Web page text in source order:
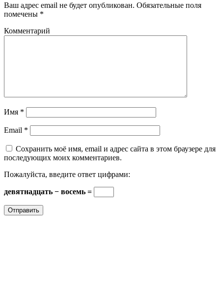
Ваш адрес email не будет опубликован. Обязательные поля
помечены *
Комментарий
Имя *
Email *
Сохранить моё имя, email и адрес сайта в этом браузере для
последующих моих комментариев.
Пожалуйста, введите ответ цифрами:
девятнадцать − восемь =